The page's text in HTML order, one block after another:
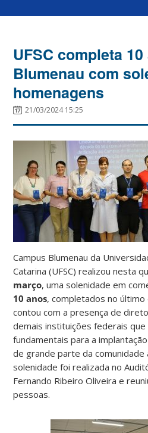
UFSC completa
Blumenau com
homenagens
21/03/2024 15:25
Campus Blumenau da
Catarina (UFSC) realizou nesta
março, uma solenidade em
10 anos, completados no
contou com a presença de
demais instituições federais
fundamentais para a
de grande parte da comunidade
solenidade foi realizada no
Fernando Ribeiro Oliveira e
pessoas.